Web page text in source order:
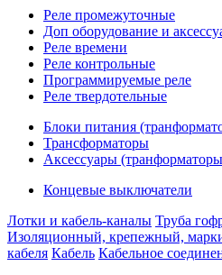
Реле промежуточные
Доп оборудование и
Реле времени
Реле контрольные
Программируемые реле
Реле твердотельные
Блоки питания
Трансформаторы
Аксессуары
Концевые выключатели
Лотки и кабель-каналы Труба
Изоляционный, крепежный,
кабеля Кабель Кабельное